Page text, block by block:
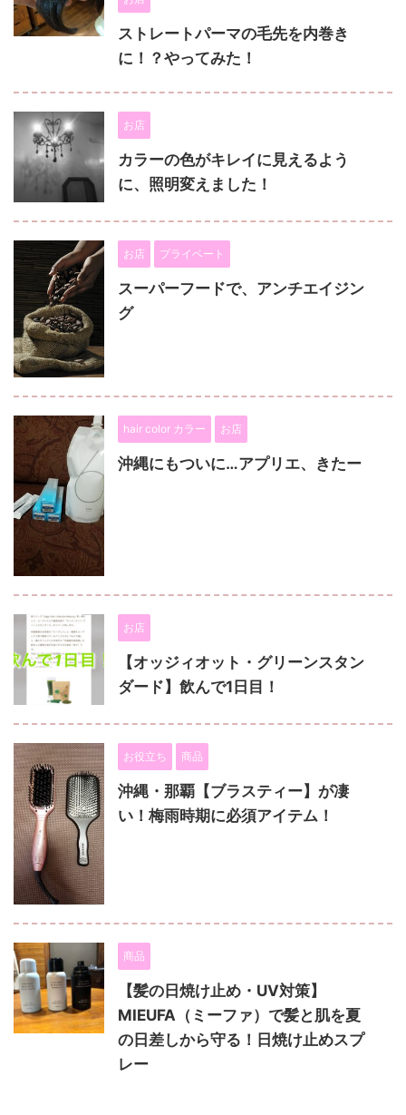
ストレートパーマの毛先を内巻き
に！？やってみた！
お店
カラーの色がキレイに見えるよう
に、照明変えました！
お店 プライベート
スーパーフードで、アンチエイジン
グ
hair color カラー お店
沖縄にもついに…アプリエ、きたー
お店
【オッジィオット・グリーンスタン
ダード】飲んで1日目！
お役立ち 商品
沖縄・那覇【ブラスティー】が凄
い！梅雨時期に必須アイテム！
商品
【髪の日焼け止め・UV対策】
MIEUFA（ミーファ）で髪と肌を夏
の日差しから守る！日焼け止めスプ
レー